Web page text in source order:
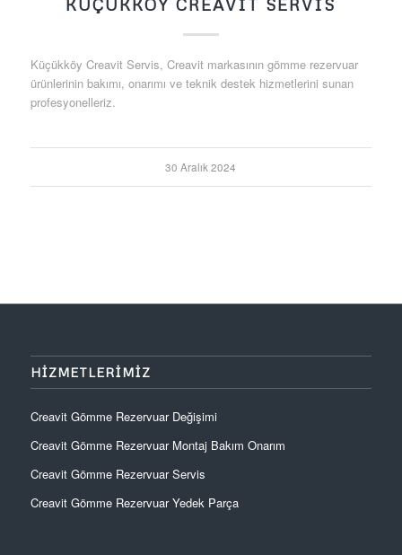
KÜÇÜKKÖY CREAVIT SERVIS
Küçükköy Creavit Servis, Creavit markasının gömme rezervuar
ürünlerinin bakımı, onarımı ve teknik destek hizmetlerini sunan
profesyonelleriz.
30 Aralık 2024
HIZMETLERIMIZ
Creavit Gömme Rezervuar Değişimi
Creavit Gömme Rezervuar Montaj Bakım Onarım
Creavit Gömme Rezervuar Servis
Creavit Gömme Rezervuar Yedek Parça